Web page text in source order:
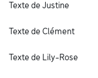
Texte de Justine
Texte de Clément
Texte de Lily-Rose